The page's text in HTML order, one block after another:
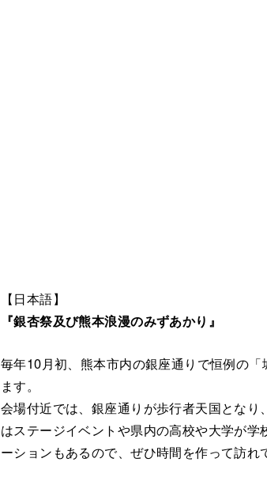
【日本語】
『銀杏祭及び熊本浪漫のみずあかり』
毎年10月初、熊本市内の銀座通りで恒例の
ます。
会場付近では、銀座通りが歩行者天国とな
はステージイベントや県内の高校や大学が
ーションもあるので、ぜひ時間を作って訪れ